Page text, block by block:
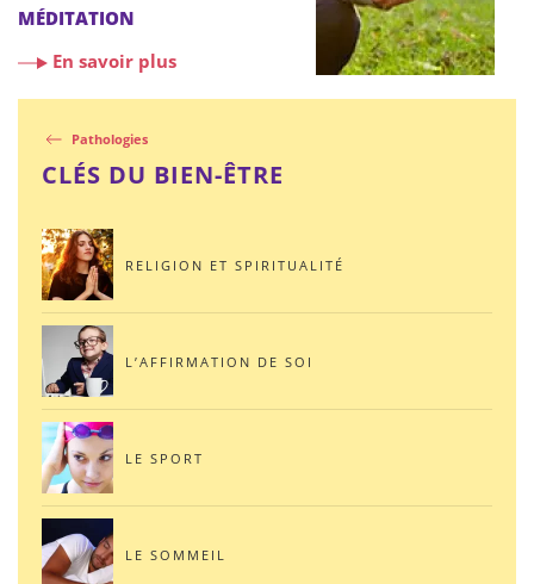
MÉDITATION
En savoir plus
Pathologies
CLÉS DU BIEN-ÊTRE
RELIGION ET SPIRITUALITÉ
L’AFFIRMATION DE SOI
LE SPORT
LE SOMMEIL